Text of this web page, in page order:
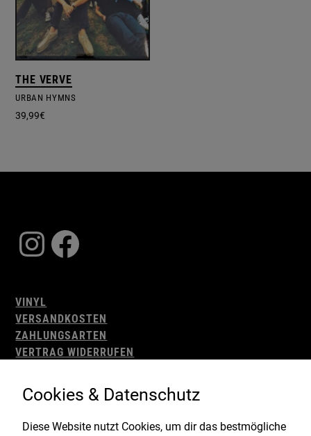
THE VERVE
URBAN HYMNS
39,99€
Instagram
Facebook
VINYL
VERSANDKOSTEN
ZAHLUNGSARTEN
VERTRAG WIDERRUFEN
WIDERRUFSBELEHRUNG
IMPRESSUM
Cookies & Datenschutz
Diese Website nutzt Cookies, um dir das bestmögliche